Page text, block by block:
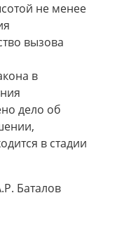
не менее
вызова
в
дело об
в стадии
Баталов